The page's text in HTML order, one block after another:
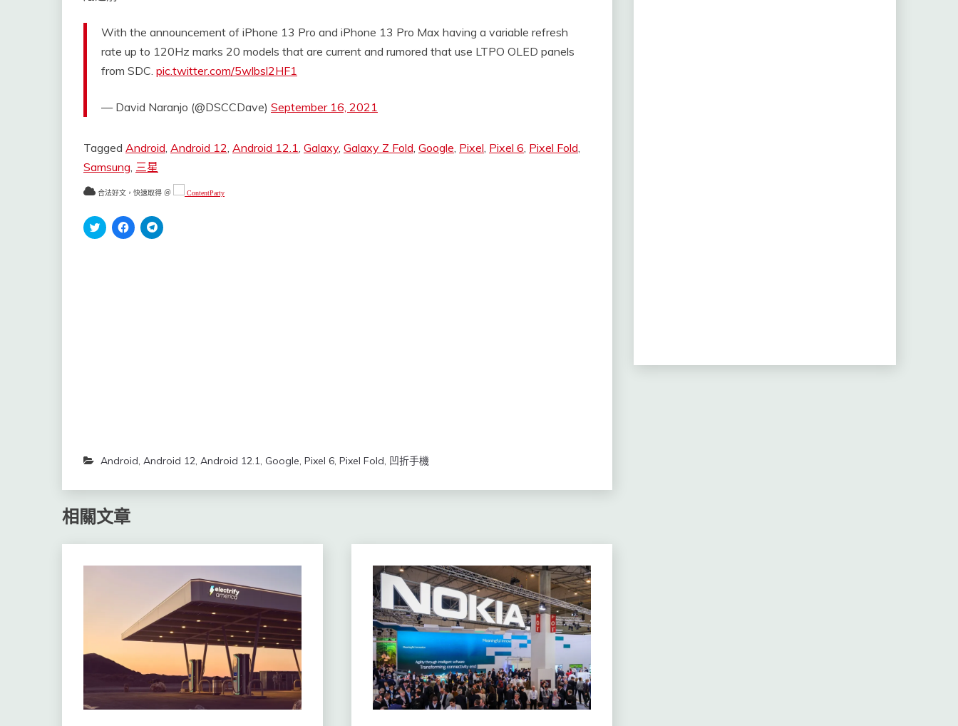
With the announcement of iPhone 13 Pro and iPhone 13 Pro Max having a variable refresh
rate up to 120Hz marks 20 models that are current and rumored that use LTPO OLED panels
from SDC. pic.twitter.com/5wlbsl2HF1
— David Naranjo (@DSCCDave) September 16, 2021
Tagged Android, Android 12, Android 12.1, Galaxy, Galaxy Z Fold, Google, Pixel, Pixel 6, Pixel Fold,
Samsung, 三星
合法好文，快速取得 ＠ ContentParty
分
享
按
一
按
一
Android, Android 12, Android 12.1, Google, Pixel 6, Pixel Fold, 凹折手機
相關文章